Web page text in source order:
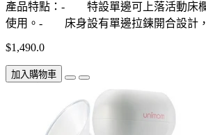
產品特點：- 特設單邊可上落活動床
使用。- 床身設有單邊拉鍊開合設計
$1,490.0
加入購物車